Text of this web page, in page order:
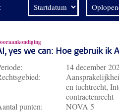
yes we can: Hoe gebruik ik
14 december
en tuchtrecht,
contractenrecht
punten:
NOVA 5